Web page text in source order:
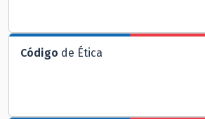
Código de Ética